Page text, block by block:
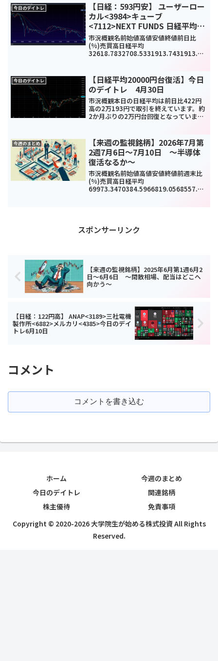
今日のデイトレ
【日経：593円安】 ユーザーロー
カル<3984>キューブ
<7112>NEXT FUNDS 日経平均ダ
ブルインバース・インデックス連
動型上場投信<1357>今日のデイ
トレ6月7日
市況概観名前始値高値安値終値前日比
(%)売買高日経平均
32618.7832708.5331913.7431913.74
29.98(-1.34%)...
今日のデイトレ
【日経平均20000円台復活】今日
のデイトレ 4月30日
市況概観本日の日経平均は前日比422円
高の2万193円で取引を終えています。約
2か月ぶりの2万円台回復となっていま
代金に関しても3兆円を超える結果となっ
ています。当日...
今週のまとめ
【来週の監視銘柄】2026年7月第
2週7月6日～7月10日 ～半導体
復活なるか～
市況概観名前始値高値安値終値前週末比
(%)売買高日経平均
69973.3470384.5966819.0568557.73
スポンサーリンク
【来週の監視銘柄】2025年6月第1週6月2
日～6月6日 ～閑散相場、配当はどこへ
向かう～
【日経：122円高】 ANAP<3189>三社電機
製作所<6882>メルカリ<4385>今日のデイ
トレ6月10日
コメント
コメントを書き込む
ホーム
今週のまとめ
今日のデイトレ
関連銘柄
株主優待
免責事項
Copyright © 2020-2026 大学院生が始める株式投資 All Rights
Reserved.